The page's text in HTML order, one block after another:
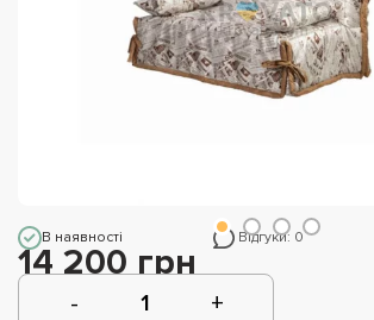
В наявності Відгуки: 0
14 200 грн